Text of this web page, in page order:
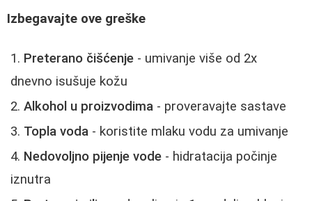
Izbegavajte ove greške
Preterano čišćenje - umivanje više od 2x
dnevno isušuje kožu
Alkohol u proizvodima - proveravajte sastave
Topla voda - koristite mlaku vodu za umivanje
Nedovoljno pijenje vode - hidratacija počinje
iznutra